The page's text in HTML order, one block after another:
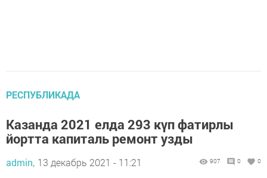
РЕСПУБЛИКАДА
Казанда 2021 елда 293 күп фатирлы
йортта капиталь ремонт узды
admin, 13 декабрь 2021 - 11:21 907 0 0